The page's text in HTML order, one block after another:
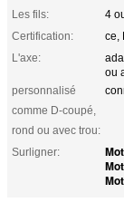
Les fils:
4
Certification:
ce,
L'axe:
ou
personnalisé
comme D-coupé,
rond ou avec trou:
Surligner: